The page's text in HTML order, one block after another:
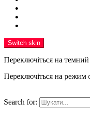
Switch skin
Переключіться на
Переключіться на режим
Search for: